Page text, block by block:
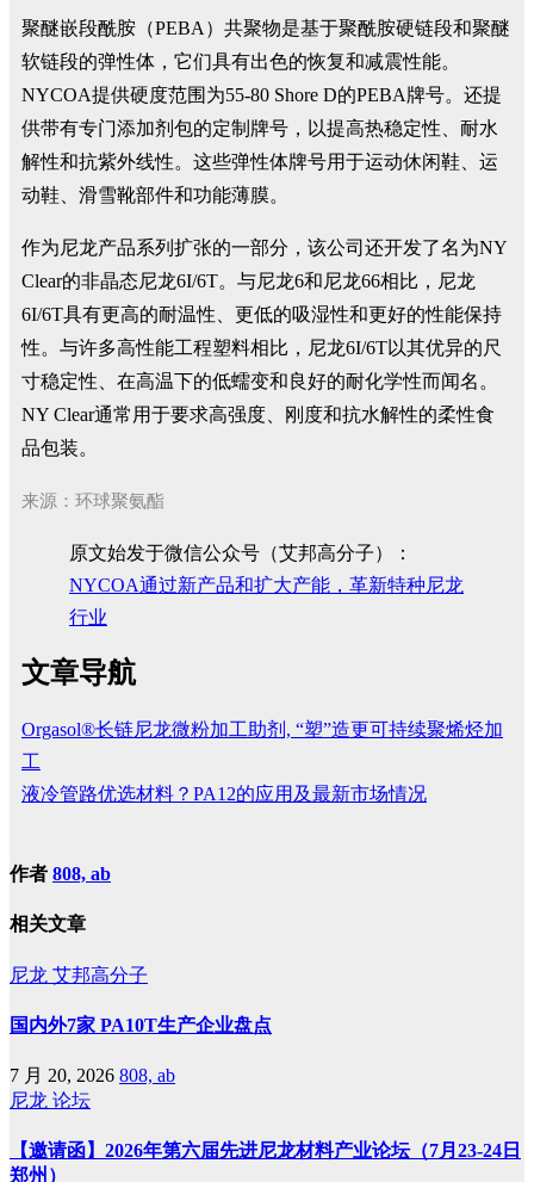
聚醚嵌段酰胺（PEBA）共聚物是基于聚酰胺硬链段和聚醚
软链段的弹性体，它们具有出色的恢复和减震性能。
NYCOA提供硬度范围为55-80 Shore D的PEBA牌号。还提
供带有专门添加剂包的定制牌号，以提高热稳定性、耐水
解性和抗紫外线性。这些弹性体牌号用于运动休闲鞋、运
动鞋、滑雪靴部件和功能薄膜。
作为尼龙产品系列扩张的一部分，该公司还开发了名为NY
Clear的非晶态尼龙6I/6T。与尼龙6和尼龙66相比，尼龙
6I/6T具有更高的耐温性、更低的吸湿性和更好的性能保持
性。与许多高性能工程塑料相比，尼龙6I/6T以其优异的尺
寸稳定性、在高温下的低蠕变和良好的耐化学性而闻名。
NY Clear通常用于要求高强度、刚度和抗水解性的柔性食
品包装。
来源：环球聚氨酯
原文始发于微信公众号（艾邦高分子）：
NYCOA通过新产品和扩大产能，革新特种尼龙
行业
文章导航
Orgasol®长链尼龙微粉加工助剂, “塑”造更可持续聚烯烃加
工
液冷管路优选材料？PA12的应用及最新市场情况
作者 808, ab
相关文章
尼龙 艾邦高分子
国内外7家 PA10T生产企业盘点
7 月 20, 2026 808, ab
尼龙 论坛
【邀请函】2026年第六届先进尼龙材料产业论坛（7月23-24日
郑州）